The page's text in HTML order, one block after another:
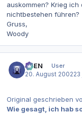
auskommen? Krieg ich
nichtbestehen führen?
Gruss,
Woody
AVEN
User
20. August 200223
Original geschrieben
Wie gesagt, ich hab